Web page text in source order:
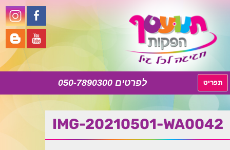
050-7890300 תפריט
לתוכן
IMG-20210501-WA0042